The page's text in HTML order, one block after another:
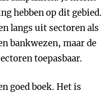
hebben op dit gebied.
langs uit sectoren als
bankwezen, maar de
toepasbaar.
goed boek. Het is